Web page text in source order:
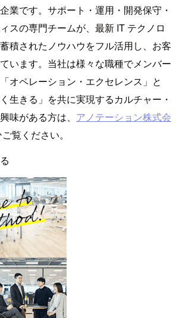
業です。サポート・運用・開発保守・
スの専門チームが、最新 IT テクノロ
積されたノウハウをフル活用し、お客
います。当社は様々な職種でメンバー
オペレーション・エクセレンス」と
生きる」を共に実現するカルチャー・
味がある方は、 アノテーション株式会
覧ください。